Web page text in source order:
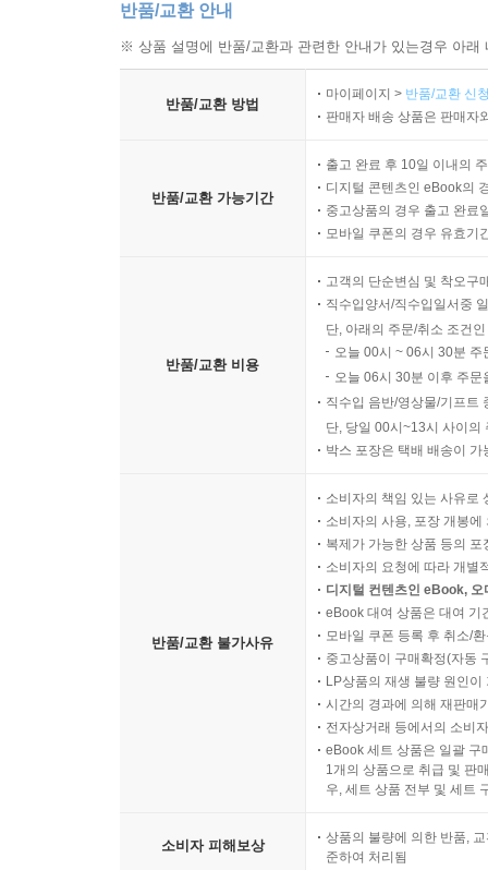
반품/교환 안내
※ 상품 설명에 반품/교환과 관련한 안내가 있는경우 아
반품/교환 방법
마이페이지 > 반품/교환 신
판매자 배송 상품은 판매자
반품/교환 가능기간
출고 완료 후 10일 이내의
디지털 콘텐츠인 eBook의
중고상품의 경우 출고 완료
모바일 쿠폰의 경우 유효기
반품/교환 비용
고객의 단순변심 및 착오구
직수입양서/직수입일서중
단, 아래의 주문/취소 조건
오늘 00시 ~ 06시 30분
오늘 06시 30분 이후 주
직수입 음반/영상물/기프트
단, 당일 00시~13시 사이의
박스 포장은 택배 배송이
반품/교환 불가사유
소비자의 책임 있는 사유로
소비자의 사용, 포장 개봉
복제가 가능한 상품 등의
소비자의 요청에 따라 개별
디지털 컨텐츠인 eBook,
eBook 대여 상품은 대여 기
모바일 쿠폰 등록 후 취소/
중고상품이 구매확정(자동
LP상품의 재생 불량 원인
시간의 경과에 의해 재판매
전자상거래 등에서의 소비
eBook 세트 상품은 일괄 구
1개의 상품으로 취급 및 판
우, 세트 상품 전부 및 세트
소비자 피해보상
상품의 불량에 의한 반품,
준하여 처리됨